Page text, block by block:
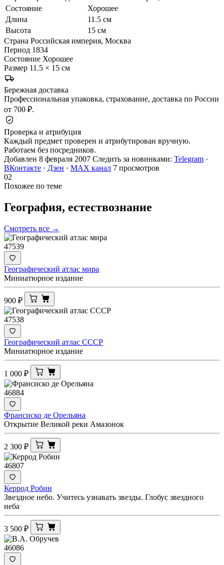
Состояние
Хорошее
Длина
11.5 см
Высота
15 см
Страна Российская империя, Москва
Период 1834
Состояние Хорошее
Размер 11.5 × 15 см
Бережная доставка
Профессиональная упаковка, страхование, доставка по России
от 700 ₽.
Проверка и атрибуция
Каждый предмет проверен и атрибутирован вручную.
Работаем без посредников.
Добавлен 8 февраля 2007 Следить за новинками: Telegram ·
ВКонтакте · Дзен · MAX канал 7 просмотров
02
Похожее по теме
География, естествознание
Смотреть все →
47539
Географический атлас мира
Миниатюрное издание
900 ₽
47538
Географический атлас СССР
Миниатюрное издание
1 000 ₽
46884
Франсиско де Орельяна
Открытие Великой реки Амазонок
2 300 ₽
46807
Керрод Робин
Звездное небо. Учитесь узнавать звезды. Глобус звездного
неба
3 500 ₽
46086